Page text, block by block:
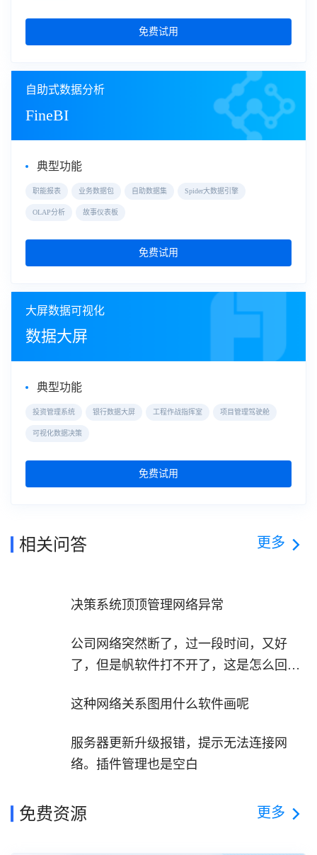
免费试用
自助式数据分析
FineBI
典型功能
职能报表 业务数据包 自助数据集 Spider大数据引擎
OLAP分析 故事仪表板
免费试用
大屏数据可视化
数据大屏
典型功能
投资管理系统 银行数据大屏 工程作战指挥室 项目管理驾驶舱
可视化数据决策
免费试用
相关问答 更多
决策系统顶顶管理网络异常
公司网络突然断了，过一段时间，又好
了，但是帆软件打不开了，这是怎么回
这种网络关系图用什么软件画呢
服务器更新升级报错，提示无法连接网
络。插件管理也是空白
免费资源 更多